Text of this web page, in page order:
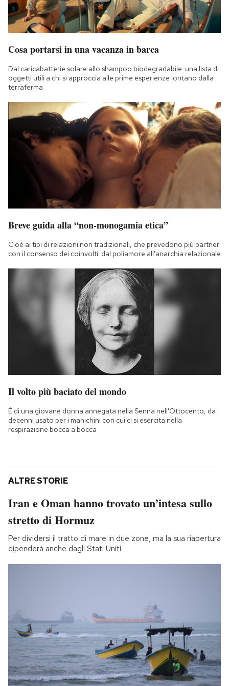
Cosa portarsi in una vacanza in barca
Dal caricabatterie solare allo shampoo biodegradabile: una lista di
oggetti utili a chi si approccia alle prime esperienze lontano dalla
terraferma
Breve guida alla “non-monogamia etica”
Cioè ai tipi di relazioni non tradizionali, che prevedono più partner
con il consenso dei coinvolti: dal poliamore all'anarchia relazionale
Il volto più baciato del mondo
È di una giovane donna annegata nella Senna nell'Ottocento, da
decenni usato per i manichini con cui ci si esercita nella
respirazione bocca a bocca
ALTRE STORIE
Iran e Oman hanno trovato un’intesa sullo
stretto di Hormuz
Per dividersi il tratto di mare in due zone, ma la sua riapertura
dipenderà anche dagli Stati Uniti